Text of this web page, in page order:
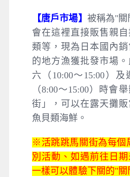
【唐戶市場】 被稱為"關
會在這裡直接販售親
類等，現為日本國內
的地方漁獲批發市場
六（10:00～15:00）
（8:00～15:00）時會
街」，可以在露天攤
魚貝類海鮮。
※活跳跳馬關街為每個
別活動、如遇前往日期
一樣可以體驗下關的"